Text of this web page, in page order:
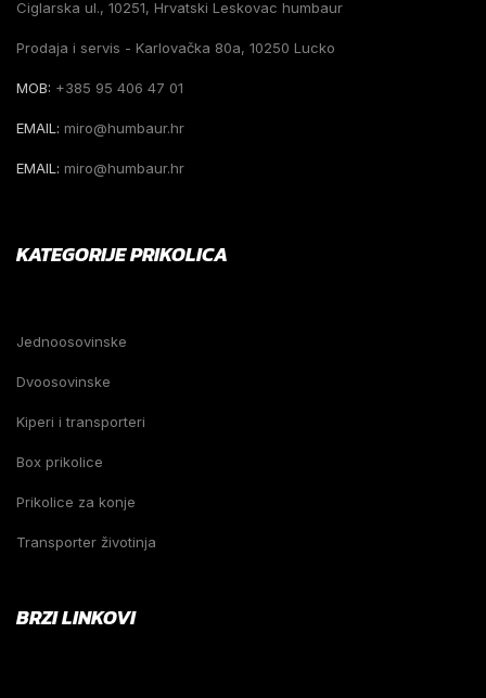
Ciglarska ul., 10251, Hrvatski Leskovac humbaur
Prodaja i servis - Karlovačka 80a, 10250 Lucko
MOB: +385 95 406 47 01
EMAIL: miro@humbaur.hr
EMAIL: miro@humbaur.hr
KATEGORIJE PRIKOLICA
Jednoosovinske
Dvoosovinske
Kiperi i transporteri
Box prikolice
Prikolice za konje
Transporter životinja
BRZI LINKOVI